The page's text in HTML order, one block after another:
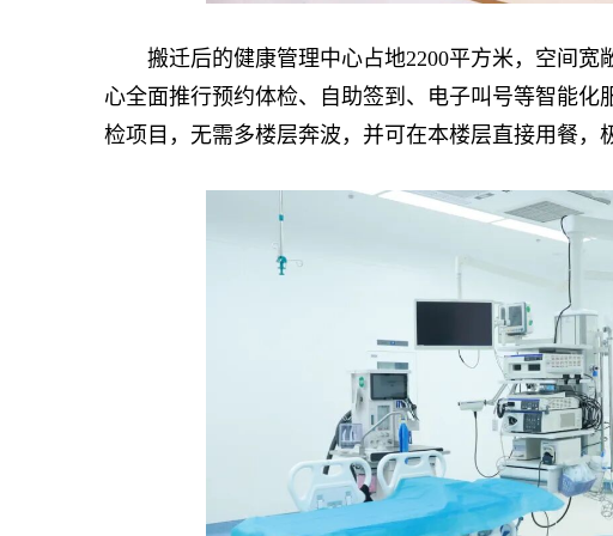
搬迁后的健康管理中心占地2200平方米，空间宽
心全面推行预约体检、自助签到、电子叫号等智能
检项目，无需多楼层奔波，并可在本楼层直接用餐，